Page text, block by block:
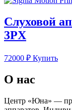
Слуховой
3PX
72000 ₽ Купить
О нас
Центр «Юна» —